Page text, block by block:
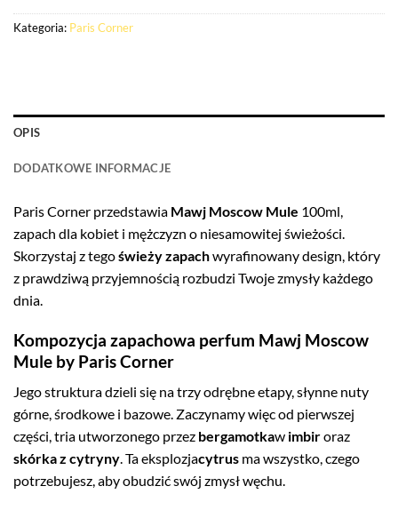
Kategoria: Paris Corner
OPIS
DODATKOWE INFORMACJE
Paris Corner przedstawia Mawj Moscow Mule 100ml,
zapach dla kobiet i mężczyzn o niesamowitej świeżości.
Skorzystaj z tegoświeży zapachwyrafinowany design, który
z prawdziwą przyjemnością rozbudzi Twoje zmysły każdego
dnia.
Kompozycja zapachowa perfum Mawj Moscow
Mule by Paris Corner
Jego struktura dzieli się na trzy odrębne etapy, słynne nuty
górne, środkowe i bazowe. Zaczynamy więc od pierwszej
części, tria utworzonego przez bergamotkaw imbiroraz
skórka z cytryny. Ta eksplozjacytrus ma wszystko, czego
potrzebujesz, aby obudzić swój zmysł węchu.